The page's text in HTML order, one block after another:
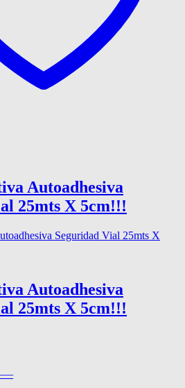
Autoadhesiva
25mts X 5cm!!!
Autoadhesiva
25mts X 5cm!!!